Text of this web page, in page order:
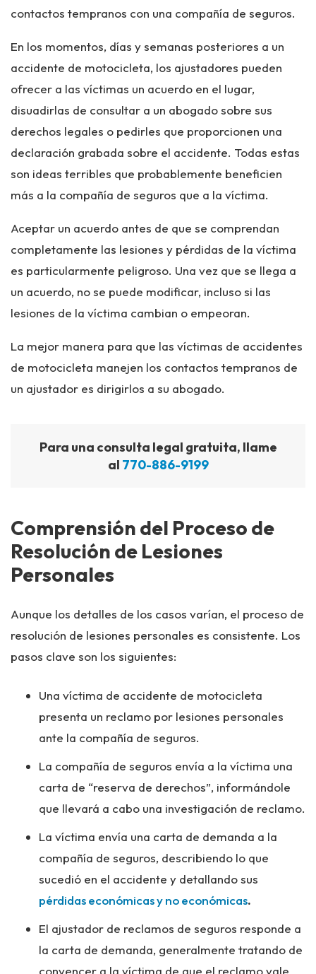
contactos tempranos con una compañía de seguros.
En los momentos, días y semanas posteriores a un
accidente de motocicleta, los ajustadores pueden
ofrecer a las víctimas un acuerdo en el lugar,
disuadirlas de consultar a un abogado sobre sus
derechos legales o pedirles que proporcionen una
declaración grabada sobre el accidente. Todas estas
son ideas terribles que probablemente beneficien
más a la compañía de seguros que a la víctima.
Aceptar un acuerdo antes de que se comprendan
completamente las lesiones y pérdidas de la víctima
es particularmente peligroso. Una vez que se llega a
un acuerdo, no se puede modificar, incluso si las
lesiones de la víctima cambian o empeoran.
La mejor manera para que las víctimas de accidentes
de motocicleta manejen los contactos tempranos de
un ajustador es dirigirlos a su abogado.
Para una consulta legal gratuita, llame
al 770-886-9199
Comprensión del Proceso de
Resolución de Lesiones
Personales
Aunque los detalles de los casos varían, el proceso de
resolución de lesiones personales es consistente. Los
pasos clave son los siguientes:
Una víctima de accidente de motocicleta
presenta un reclamo por lesiones personales
ante la compañía de seguros.
La compañía de seguros envía a la víctima una
carta de “reserva de derechos”, informándole
que llevará a cabo una investigación de reclamo.
La víctima envía una carta de demanda a la
compañía de seguros, describiendo lo que
sucedió en el accidente y detallando sus
pérdidas económicas y no económicas.
El ajustador de reclamos de seguros responde a
la carta de demanda, generalmente tratando de
convencer a la víctima de que el reclamo vale